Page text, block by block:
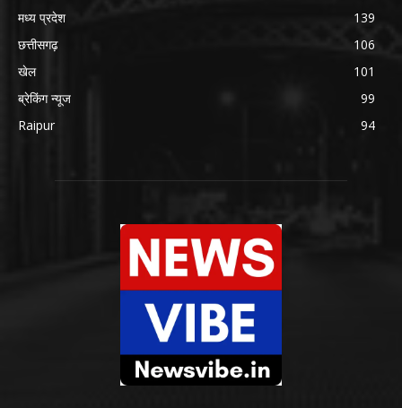
मध्य प्रदेश
139
छत्तीसगढ़
106
खेल
101
ब्रेकिंग न्यूज
99
Raipur
94